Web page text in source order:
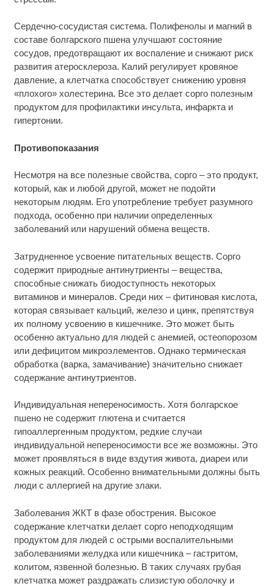
Сердечно-сосудистая система. Полифенолы и магний в
составе болгарского пшена улучшают состояние
сосудов, предотвращают их воспаление и снижают риск
развития атеросклероза. Калий регулирует кровяное
давление, а клетчатка способствует снижению уровня
«плохого» холестерина. Все это делает сорго полезным
продуктом для профилактики инсульта, инфаркта и
гипертонии.
Противопоказания
Несмотря на все полезные свойства, сорго – это продукт,
который, как и любой другой, может не подойти
некоторым людям. Его употребление требует разумного
подхода, особенно при наличии определенных
заболеваний или нарушений обмена веществ.
Затрудненное усвоение питательных веществ. Сорго
содержит природные антинутриенты – вещества,
способные снижать биодоступность некоторых
витаминов и минералов. Среди них – фитиновая кислота,
которая связывает кальций, железо и цинк, препятствуя
их полному усвоению в кишечнике. Это может быть
особенно актуально для людей с анемией, остеопорозом
или дефицитом микроэлементов. Однако термическая
обработка (варка, замачивание) значительно снижает
содержание антинутриентов.
Индивидуальная непереносимость. Хотя болгарское
пшено не содержит глютена и считается
гипоаллергенным продуктом, редкие случаи
индивидуальной непереносимости все же возможны. Это
может проявляться в виде вздутия живота, диареи или
кожных реакций. Особенно внимательными должны быть
люди с аллергией на другие злаки.
Заболевания ЖКТ в фазе обострения. Высокое
содержание клетчатки делает сорго неподходящим
продуктом для людей с острыми воспалительными
заболеваниями желудка или кишечника – гастритом,
колитом, язвенной болезнью. В таких случаях грубая
клетчатка может раздражать слизистую оболочку и